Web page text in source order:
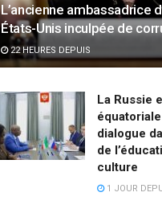
L’ancienne ambassadrice
États-Unis inculpée de
22 HEURES DEPUIS
La Russie
dialogue
de
culture
1 JOUR